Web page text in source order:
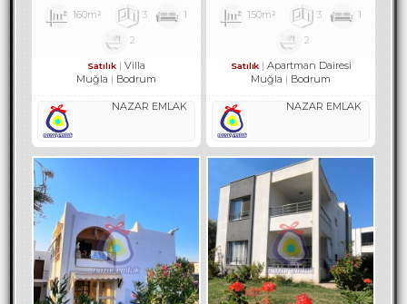
160m² 3 1
2
Satılık
Villa
Muğla
Bodrum
NAZAR EMLAK
150m² 3 1
2
Satılık
Apartman Dairesi
Muğla
Bodrum
NAZAR EMLAK